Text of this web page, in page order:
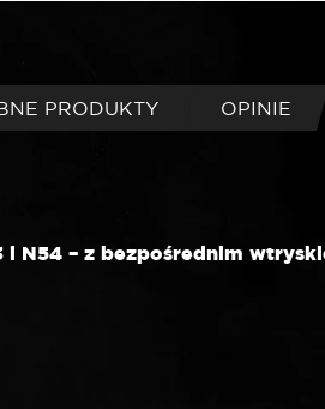
PRODUKTY OPINIE
i N54 – z bezpośrednim